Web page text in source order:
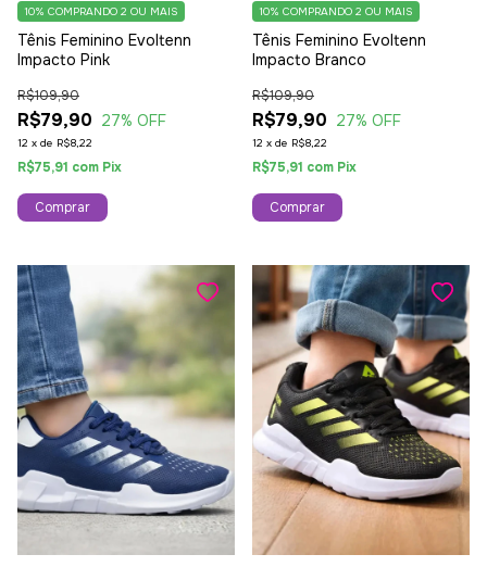
Tênis Feminino Evoltenn
Impacto Pink
R$79,90
R$109,90
27% OFF
12 x de R$8,22
10% COMPRANDO 2 OU MAIS
R$75,91 com Pix
Comprar
Tênis Feminino Evoltenn
Impacto Branco
R$79,90
R$109,90
27% OFF
12 x de R$8,22
10% COMPRANDO 2 OU MAIS
R$75,91 com Pix
Comprar